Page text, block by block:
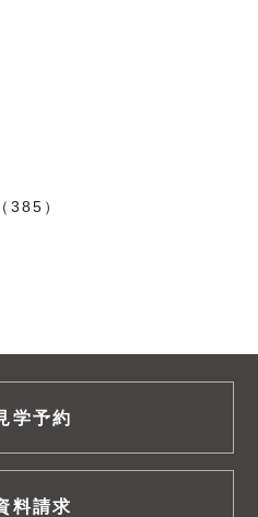
385）
学予約
料請求